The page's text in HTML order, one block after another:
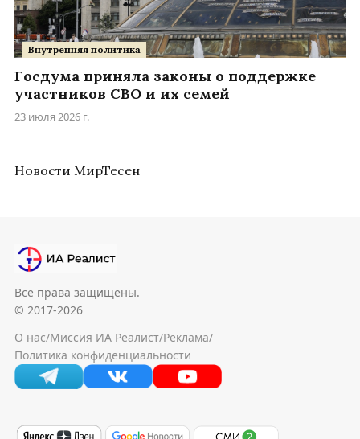
Внутренняя политика
Госдума приняла законы о поддержке
участников СВО и их семей
23 июля 2026 г.
Новости МирТесен
Все права защищены.
© 2017-2026
О нас/Миссия ИА Реалист/Реклама/
Политика конфиденциальности